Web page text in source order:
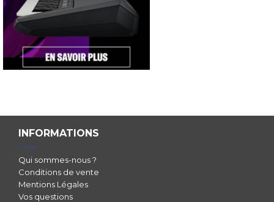
INFORMATIONS
Qui sommes-nous ?
Conditions de vente
Mentions Légales
Vos questions